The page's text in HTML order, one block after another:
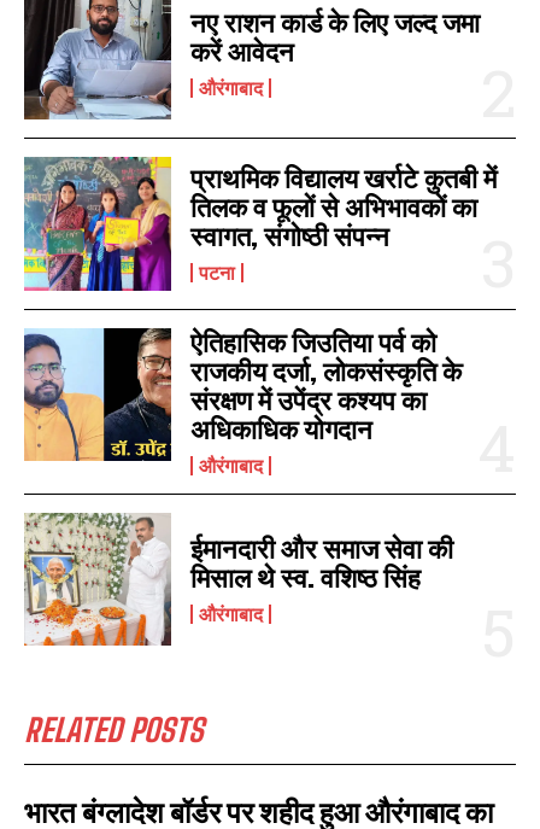
I've read and accept the
नए राशन कार्ड के लिए जल्द जमा
करें आवेदन
औरंगाबाद
प्राथमिक विद्यालय खर्राटे कुतबी में
तिलक व फूलों से अभिभावकों का
स्वागत, संगोष्ठी संपन्न
पटना
ऐतिहासिक जिउतिया पर्व को
राजकीय दर्जा, लोकसंस्कृति के
संरक्षण में उपेंद्र कश्यप का
अधिकाधिक योगदान
औरंगाबाद
ईमानदारी और समाज सेवा की
मिसाल थे स्व. वशिष्ठ सिंह
औरंगाबाद
RELATED POSTS
भारत बंग्लादेश बॉर्डर पर शहीद हुआ औरंगाबाद का